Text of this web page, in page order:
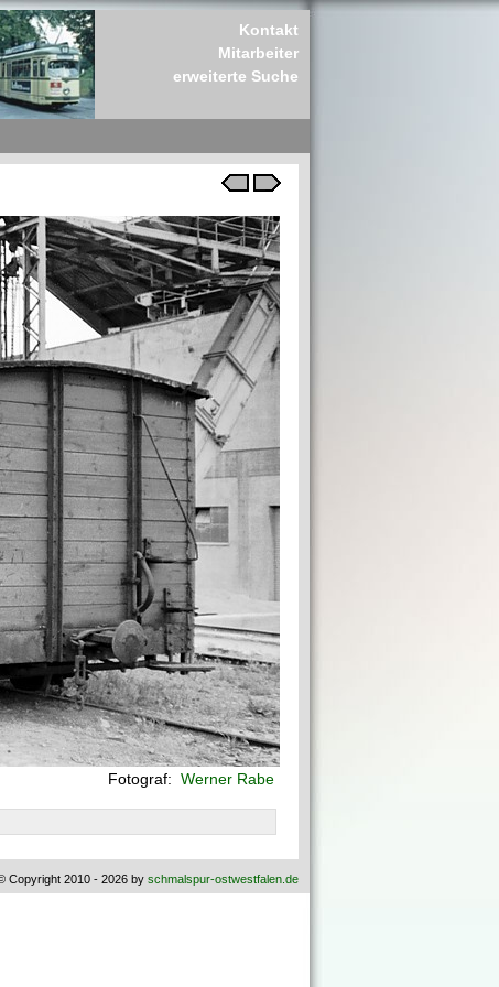
Kontakt
Mitarbeiter
erweiterte Suche
Fotograf: Werner Rabe
Copyright 2010 - 2026 by schmalspur-ostwestfalen.de